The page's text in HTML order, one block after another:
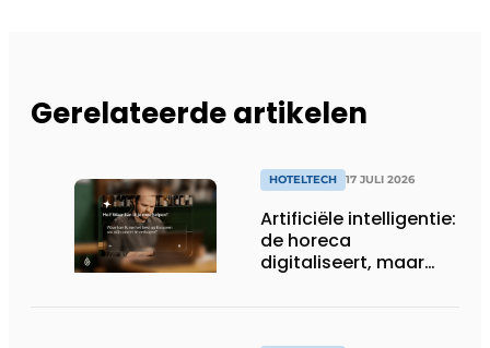
Gerelateerde artikelen
HOTELTECH 17 JULI 2026
Artificiële intelligentie:
de horeca
digitaliseert, maar